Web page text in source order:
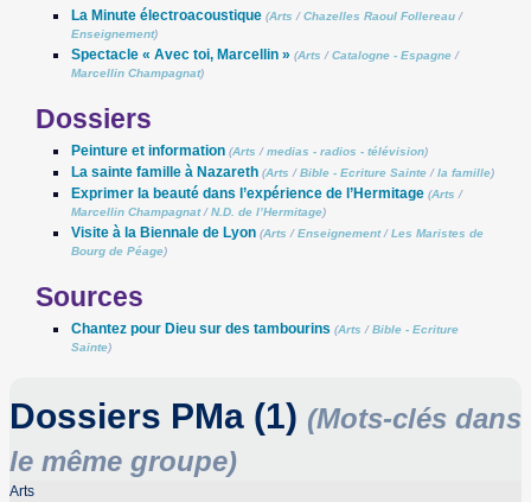
La Minute électroacoustique (Arts /Chazelles Raoul Follereau /
Enseignement)
Spectacle « Avec toi, Marcellin » (Arts /Catalogne - Espagne /
Marcellin Champagnat)
Dossiers
Peinture et information (Arts /medias - radios - télévision)
La sainte famille à Nazareth (Arts /Bible - Ecriture Sainte /la famille)
Exprimer la beauté dans l’expérience de l’Hermitage (Arts /
Marcellin Champagnat/N.D. de l’Hermitage)
Visite à la Biennale de Lyon (Arts /Enseignement/Les Maristes de
Bourg de Péage)
Sources
Chantez pour Dieu sur des tambourins (Arts /Bible - Ecriture
Sainte)
Dossiers PMa (1) (Mots-clés dans
le même groupe)
Arts